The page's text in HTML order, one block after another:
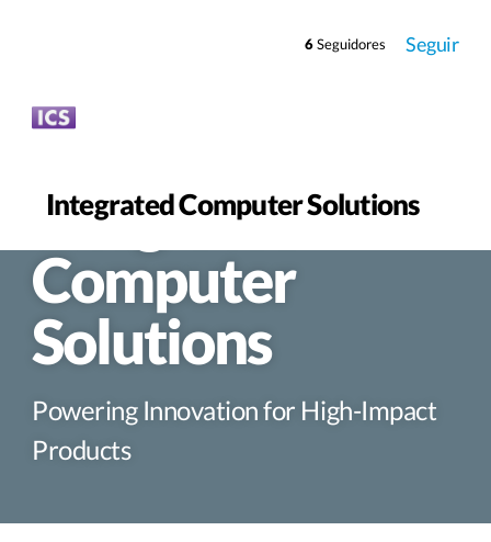
6Seguidores Seguir
Integrated Computer Solutions
Integrated
Computer
Solutions
Powering Innovation for High-Impact
Products